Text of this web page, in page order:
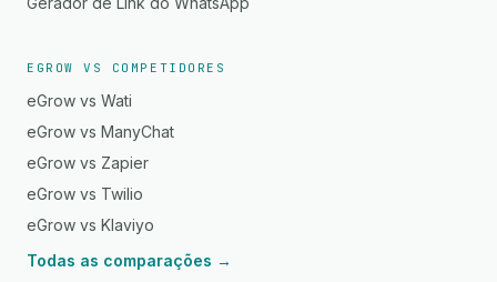
EGROW VS COMPETIDORES
eGrow vs Wati
eGrow vs ManyChat
eGrow vs Zapier
eGrow vs Twilio
eGrow vs Klaviyo
Todas as comparações →